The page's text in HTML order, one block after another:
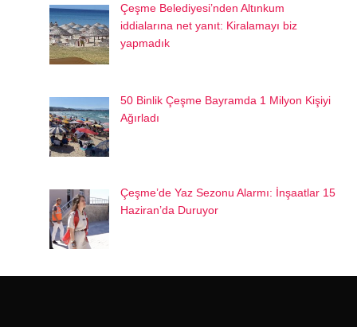
Çeşme Belediyesi’nden Altınkum
iddialarına net yanıt: Kiralamayı biz
yapmadık
50 Binlik Çeşme Bayramda 1 Milyon Kişiyi
Ağırladı
Çeşme’de Yaz Sezonu Alarmı: İnşaatlar 15
Haziran’da Duruyor